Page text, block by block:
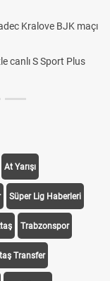
Plonjon Nedir?
At Yarışı
Süper Lig Haberleri
Trabzonspor
Transfer